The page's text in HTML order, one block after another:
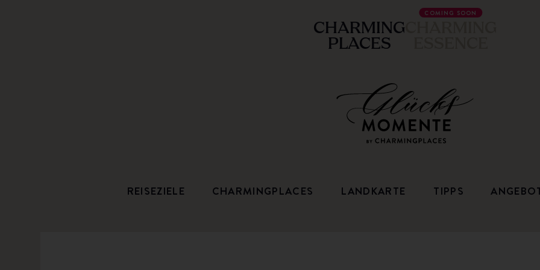
CHARMING
PLACES
COMING SOON
REISEZIELE CHARMINGPLACES LANDKARTE TIPPS